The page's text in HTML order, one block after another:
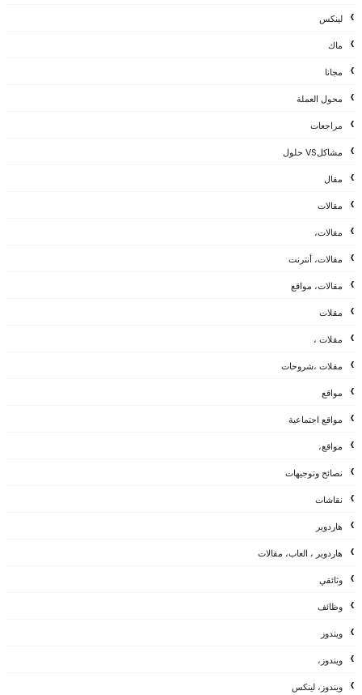
لينكس
ماك
مجانا
محول العملة
مراجعات
مشاكلVS حلول
مقال
مقالات
مقالات،
مقالات، أنترنت
مقالات، مواقع
مقلات
مقلات ،
مقلات ،شروحات
مواقع
مواقع اجتماعية
مواقع،
نصائح وتوجيهات
نقاشات
هاردوير
هاردوير ، العاب، مقالات
وثائقي
وظائف
ويندوز
ويندوز،
ويندوز، لينكس